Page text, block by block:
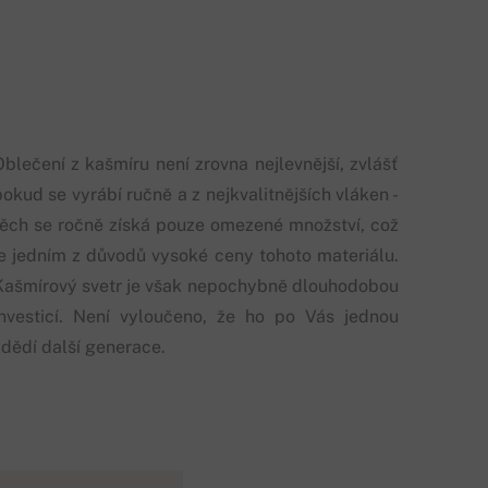
z kašmíru není zrovna nejlevnější, zvlášť
se vyrábí ručně a z nejkvalitnějších vláken -
se ročně získá pouze omezené množství, což
jedním z důvodů vysoké ceny tohoto materiálu.
svetr je však nepochybně dlouhodobou
Není vyloučeno, že ho po Vás jednou
další generace.